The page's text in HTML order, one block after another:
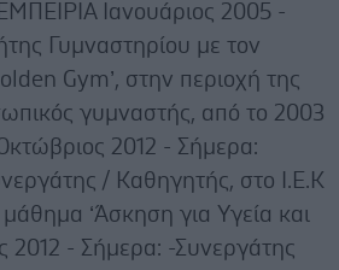
Ιανουάριος 2005 -
Γυμναστηρίου με τον
Gym’, στην περιοχή της
γυμναστής, από το 2003
2012 - Σήμερα:
/ Καθηγητής, στο Ι.Ε.Κ
μάθημα ‘Άσκηση για Υγεία και
2012 - Σήμερα: -Συνεργάτης